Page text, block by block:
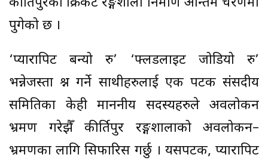
पुगेको छ ।
‘प्यारापिट बन्यो रु’ ‘फ्लडलाइट जोडियो रु’
भन्नेजस्ता प्रश्न गर्ने साथीहरुलाई एक पटक संसदीय
समितिका केही माननीय सदस्यहरुले अवलोकन
भ्रमण गरेझैँ कीर्तिपुर रङ्गशालाको अवलोकन–
भ्रमणका लागि सिफारिस गर्छु । यसपटक, प्यारापिट